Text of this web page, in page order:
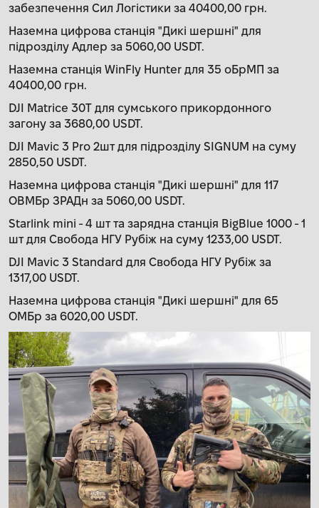
забезпечення Сил Логістики за 40400,00 грн.
Наземна цифрова станція "Дикі шершні" для
підрозділу Адлер за 5060,00 USDT.
Наземна станція WinFly Hunter для 35 оБрМП за
40400,00 грн.
DJI Matrice 30T для сумського прикордонного
загону за 3680,00 USDT.
DJI Mavic 3 Pro 2шт для підрозділу SIGNUM на суму
2850,50 USDT.
Наземна цифрова станція "Дикі шершні" для 117
ОВМБр ЗРАДн за 5060,00 USDT.
Starlink mini - 4 шт та зарядна станція BigBlue 1000 - 1
шт для Свобода НГУ Рубіж на суму 1233,00 USDT.
DJI Mavic 3 Standard для Свобода НГУ Рубіж за
1317,00 USDT.
Наземна цифрова станція "Дикі шершні" для 65
ОМБр за 6020,00 USDT.